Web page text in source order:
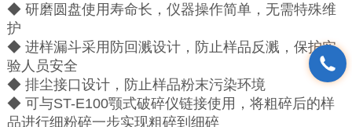
◆ 研磨圆盘使用寿命长，仪器操作简单，无需特殊维
护
◆ 进样漏斗采用防回溅设计，防止样品反溅，保护实
验人员安全
◆ 排尘接口设计，防止样品粉末污染环境
◆ 可与ST-E100颚式破碎仪链接使用，将粗碎后的样
品进行细粉碎一步实现粗碎到细碎